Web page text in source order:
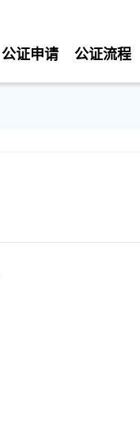
公证流程
公证申请